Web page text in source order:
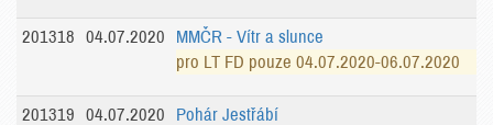
201318 04.07.2020
MMČR - Vítr a slunce
pro LT FD pouze 04.07.2020-06.07.2020
201319 04.07.2020 Pohár Jestřábí